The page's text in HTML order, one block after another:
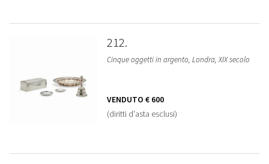
212
Cinque oggetti in argento, Londra, XIX secolo
VENDUTO € 600
(diritti d'asta esclusi)